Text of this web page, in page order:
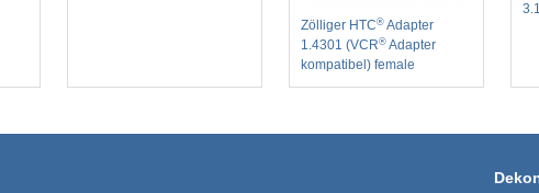
Zölliger HTC® Adapter
1.4301 (VCR® Adapter
kompatibel) female